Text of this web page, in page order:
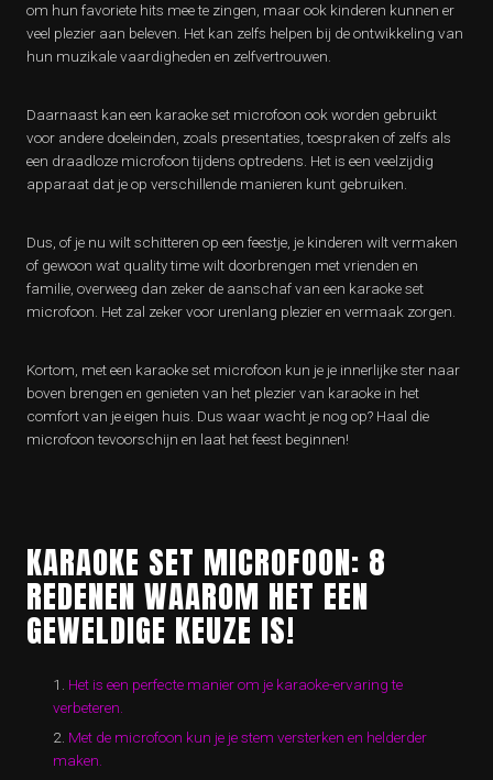
om hun favoriete hits mee te zingen, maar ook kinderen kunnen er
veel plezier aan beleven. Het kan zelfs helpen bij de ontwikkeling van
hun muzikale vaardigheden en zelfvertrouwen.
Daarnaast kan een karaoke set microfoon ook worden gebruikt
voor andere doeleinden, zoals presentaties, toespraken of zelfs als
een draadloze microfoon tijdens optredens. Het is een veelzijdig
apparaat dat je op verschillende manieren kunt gebruiken.
Dus, of je nu wilt schitteren op een feestje, je kinderen wilt vermaken
of gewoon wat quality time wilt doorbrengen met vrienden en
familie, overweeg dan zeker de aanschaf van een karaoke set
microfoon. Het zal zeker voor urenlang plezier en vermaak zorgen.
Kortom, met een karaoke set microfoon kun je je innerlijke ster naar
boven brengen en genieten van het plezier van karaoke in het
comfort van je eigen huis. Dus waar wacht je nog op? Haal die
microfoon tevoorschijn en laat het feest beginnen!
KARAOKE SET MICROFOON: 8
REDENEN WAAROM HET EEN
GEWELDIGE KEUZE IS!
Het is een perfecte manier om je karaoke-ervaring te
verbeteren.
Met de microfoon kun je je stem versterken en helderder
maken.